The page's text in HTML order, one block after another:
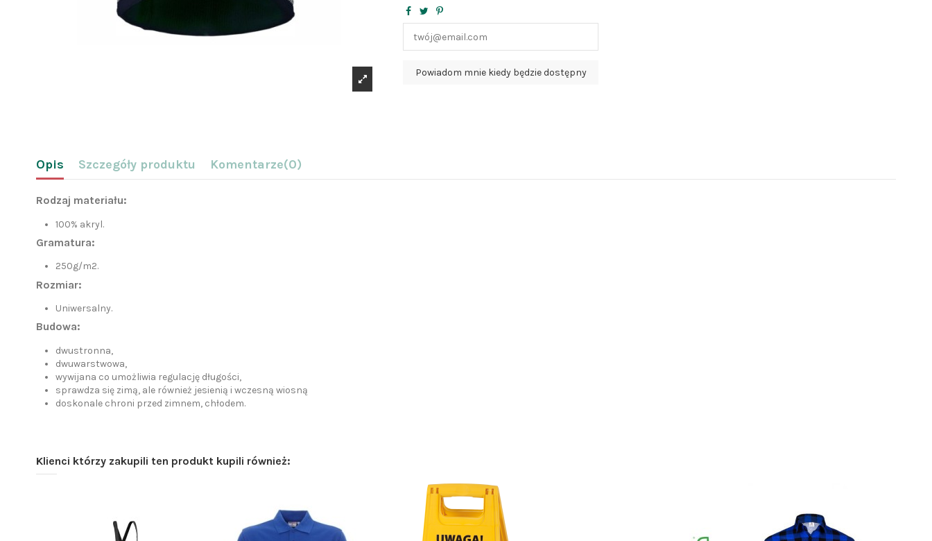
Opis Szczegóły produktu Komentarze(0)
Rodzaj materiału:
100% akryl.
Gramatura:
250g/m2.
Rozmiar:
Uniwersalny.
Budowa:
dwustronna,
dwuwarstwowa,
wywijana co umożliwia regulację długości,
sprawdza się zimą, ale również jesienią i wczesną wiosną
doskonale chroni przed zimnem, chłodem.
Klienci którzy zakupili ten produkt kupili również: